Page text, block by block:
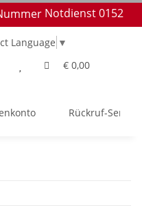
Notdienst 0152
Language ▼
€ 0,00
Rückruf-Service